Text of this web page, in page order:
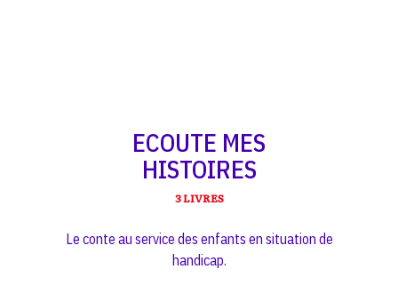
ECOUTE MES
HISTOIRES
3 LIVRES
Le conte au service des enfants en situation de
handicap.